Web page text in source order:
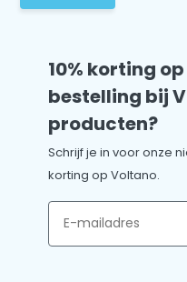
10% korting
bestelling bij
producten?
Schrijf je in voor onze
korting op Voltano.
Email